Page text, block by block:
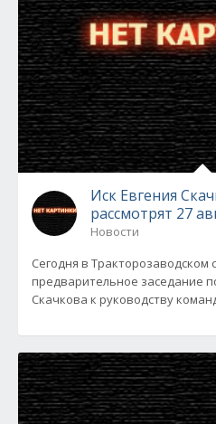
Иск Евгения
рассмотрят 27
Новости
Сегодня в Тракторозаводском
предварительное заседание
Скачкова к руководству